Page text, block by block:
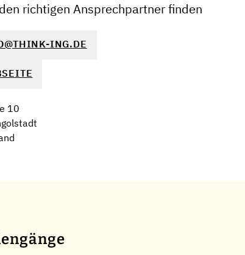
richtigen Ansprechpartner finden
ING.DE
10